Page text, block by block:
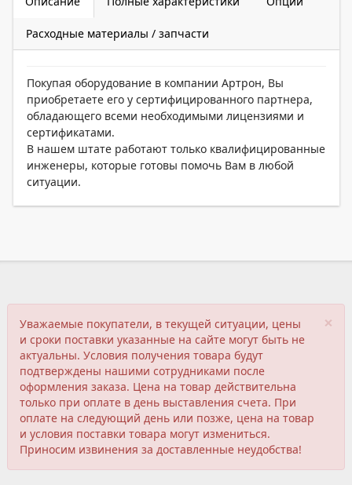
Расходные материалы / запчасти
Покупая оборудование в компании Артрон, Вы
приобретаете его у сертифицированного партнера,
обладающего всеми необходимыми лицензиями и
сертификатами.
В нашем штате работают только квалифицированные
инженеры, которые готовы помочь Вам в любой
ситуации.
×
Уважаемые покупатели, в текущей ситуации, цены
и сроки поставки указанные на сайте могут быть не
актуальны. Условия получения товара будут
подтверждены нашими сотрудниками после
оформления заказа. Цена на товар действительна
только при оплате в день выставления счета. При
оплате на следующий день или позже, цена на товар
и условия поставки товара могут измениться.
Приносим извинения за доставленные неудобства!